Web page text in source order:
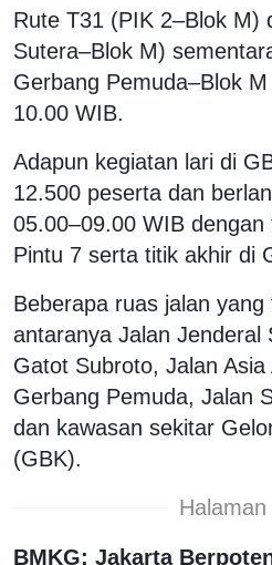
Rute T31 (PIK 2–Blok M)
Sutera–Blok M)
Gerbang Pemuda–Blok
10.00 WIB.
Adapun kegiatan lari di
12.500 peserta dan
05.00–09.00 WIB dengan
Pintu 7 serta titik akhir di
Beberapa ruas jalan yang
antaranya Jalan Jenderal
Gatot Subroto, Jalan Asia
Gerbang Pemuda, Jalan
dan kawasan sekitar
(GBK).
BMKG: Jakarta